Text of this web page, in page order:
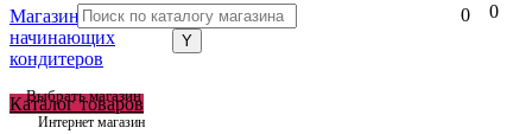
Магазин для
начинающих
кондитеров
Выбрать магазин
Интернет магазин
0 0
Каталог товаров